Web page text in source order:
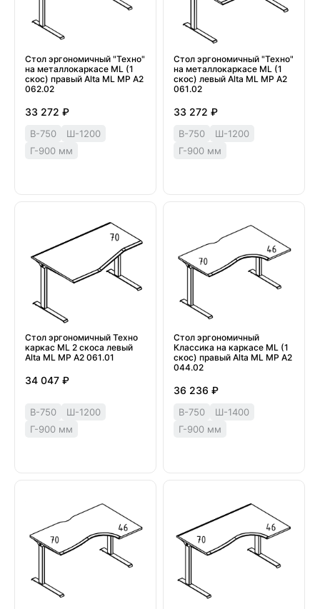
Стол эргономичный "Техно"
на металлокаркасе МL (1
скос) правый Alta ML МР А2
062.02
33 272 ₽
В-750
Ш-1200
Г-900 мм
Стол эргономичный "Техно"
на металлокаркасе МL (1
скос) левый Alta ML МР А2
061.02
33 272 ₽
В-750
Ш-1200
Г-900 мм
Стол эргономичный Техно
каркас МL 2 скоса левый
Alta ML МР А2 061.01
34 047 ₽
В-750
Ш-1200
Г-900 мм
Стол эргономичный
Классика на каркасе МL (1
скос) правый Alta ML МР А2
044.02
36 236 ₽
В-750
Ш-1400
Г-900 мм